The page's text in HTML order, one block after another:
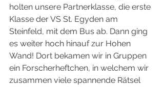
holten unsere Partnerklasse, die erste
Klasse der VS St. Egyden am
Steinfeld, mit dem Bus ab. Dann ging
es weiter hoch hinauf zur Hohen
Wand! Dort bekamen wir in Gruppen
ein Forscherheftchen, in welchem wir
zusammen viele spannende Rätsel